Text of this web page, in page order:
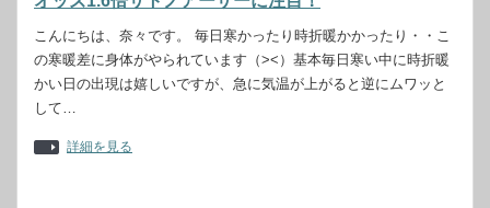
こんにちは、奈々です。 毎日寒かったり時折暖かかったり・・こ
の寒暖差に身体がやられています（><）基本毎日寒い中に時折暖
かい日の出現は嬉しいですが、急に気温が上がると逆にムワッと
して…
詳細を見る